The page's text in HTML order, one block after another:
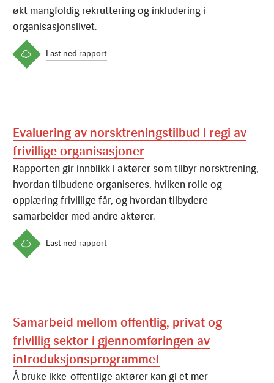
økt mangfo dig rekruttering og ink udering i
organisasjons ivet.
Last ned rapport
Evaluering av norsktreningstilbud i regi av
frivillige organisasjoner
Rapporten gir innb ikk i aktører som ti byr norsktrening,
hvordan ti budene organiseres, hvi ken ro e og
opp æring frivi ige får, og hvordan ti bydere
samarbeider med andre aktører.
Last ned rapport
Samarbeid mellom offentlig, privat og
frivillig sektor i gjennomføringen av
introduksjonsprogrammet
Å bruke ikke-ofent ige aktører kan gi et mer